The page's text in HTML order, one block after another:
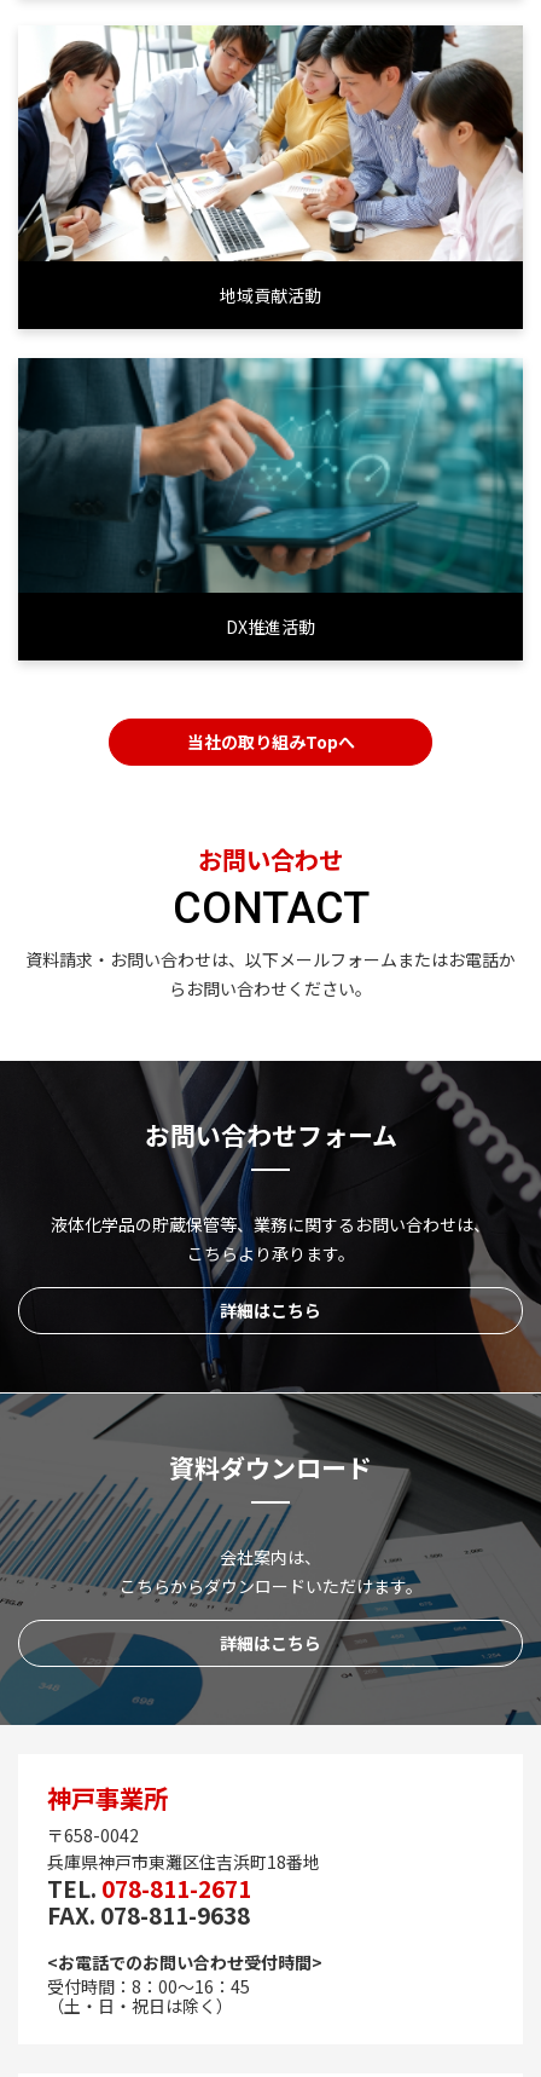
地域貢献活動
DX推進活動
当社の取り組みTopへ
お問い合わせ
CONTACT
資料請求・お問い合わせは、以下メールフォームまたはお電話か
らお問い合わせください。
お問い合わせフォーム
液体化学品の貯蔵保管等、業務に関するお問い合わせは、
こちらより承ります。
詳細はこちら
資料ダウンロード
会社案内は、
こちらからダウンロードいただけます。
詳細はこちら
神戸事業所
〒658-0042
兵庫県神戸市東灘区住吉浜町18番地
TEL. 078-811-2671
FAX. 078-811-9638
<お電話でのお問い合わせ受付時間>
受付時間：8：00～16：45
（土・日・祝日は除く）